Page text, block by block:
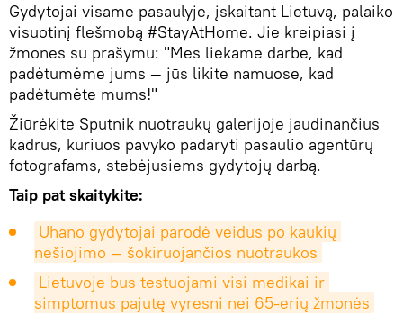
Gydytojai visame pasaulyje, įskaitant Lietuvą, palaiko
visuotinį flešmobą #StayAtHome. Jie kreipiasi į
žmones su prašymu: "Mes liekame darbe, kad
padėtumėme jums — jūs likite namuose, kad
padėtumėte mums!"
Žiūrėkite Sputnik nuotraukų galerijoje jaudinančius
kadrus, kuriuos pavyko padaryti pasaulio agentūrų
fotografams, stebėjusiems gydytojų darbą.
Taip pat skaitykite:
Uhano gydytojai parodė veidus po kaukių
nešiojimo — šokiruojančios nuotraukos
Lietuvoje bus testuojami visi medikai ir
simptomus pajutę vyresni nei 65-erių žmonės